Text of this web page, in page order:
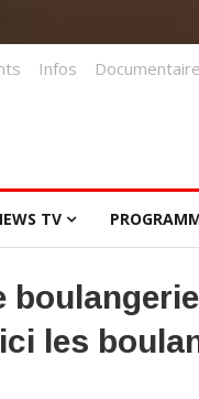
Infos
TV
les